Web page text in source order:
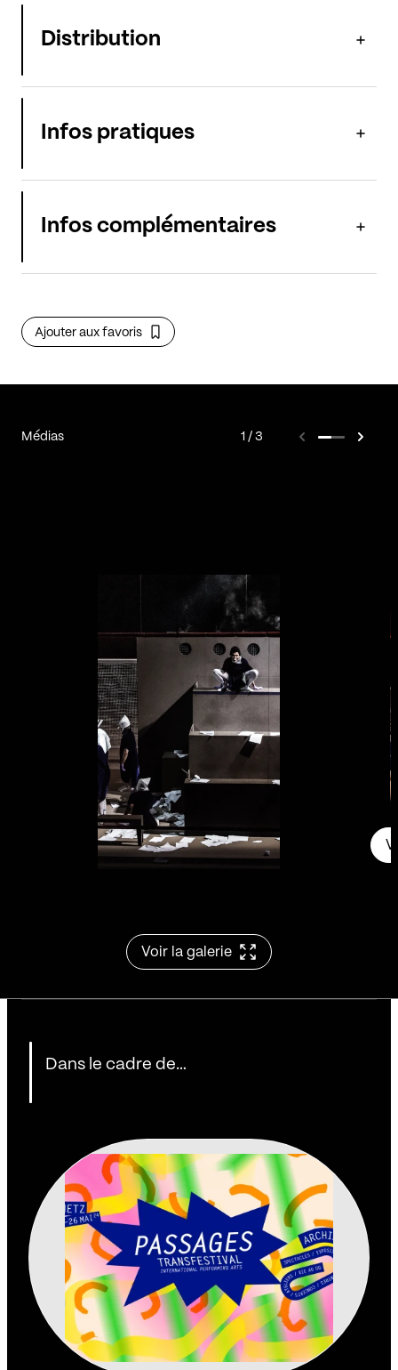
Distribution
Infos pratiques
Infos complémentaires
Ajouter aux favoris
Médias 1 3
Voir la galerie
Dans le cadre de…